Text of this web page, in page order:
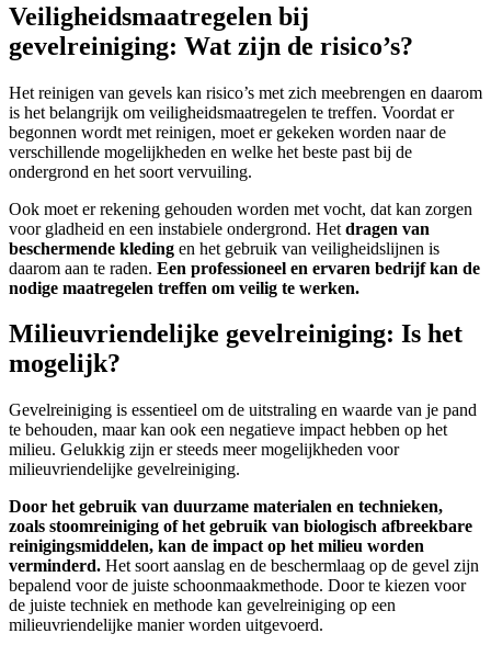
Veiligheidsmaatregelen bij
gevelreiniging: Wat zijn de risico’s?
Het reinigen van gevels kan risico’s met zich meebrengen en daarom
is het belangrijk om veiligheidsmaatregelen te treffen. Voordat er
begonnen wordt met reinigen, moet er gekeken worden naar de
verschillende mogelijkheden en welke het beste past bij de
ondergrond en het soort vervuiling.
Ook moet er rekening gehouden worden met vocht, dat kan zorgen
voor gladheid en een instabiele ondergrond. Het dragen van
beschermende kleding en het gebruik van veiligheidslijnen is
daarom aan te raden. Een professioneel en ervaren bedrijf kan de
nodige maatregelen treffen om veilig te werken.
Milieuvriendelijke gevelreiniging: Is het
mogelijk?
Gevelreiniging is essentieel om de uitstraling en waarde van je pand
te behouden, maar kan ook een negatieve impact hebben op het
milieu. Gelukkig zijn er steeds meer mogelijkheden voor
milieuvriendelijke gevelreiniging.
Door het gebruik van duurzame materialen en technieken,
zoals stoomreiniging of het gebruik van biologisch afbreekbare
reinigingsmiddelen, kan de impact op het milieu worden
verminderd. Het soort aanslag en de beschermlaag op de gevel zijn
bepalend voor de juiste schoonmaakmethode. Door te kiezen voor
de juiste techniek en methode kan gevelreiniging op een
milieuvriendelijke manier worden uitgevoerd.